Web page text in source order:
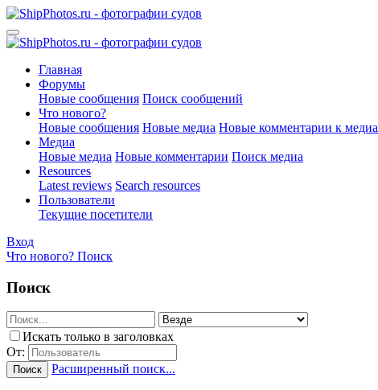
Главная
Форумы
Новые сообщения Поиск сообщений
Что нового?
Новые сообщения Новые медиа Новые комментарии к медиа
Медиа
Новые медиа Новые комментарии Поиск медиа
Resources
Latest reviews Search resources
Пользователи
Текущие посетители
Вход
Что нового? Поиск
Поиск
Искать только в заголовках
От:
Поиск Расширенный поиск...